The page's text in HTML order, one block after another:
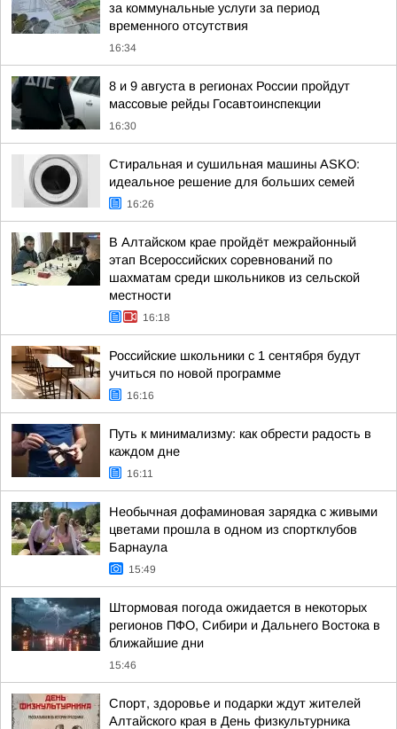
за коммунальные услуги за период
временного отсутствия
16:34
8 и 9 августа в регионах России пройдут
массовые рейды Госавтоинспекции
16:30
Стиральная и сушильная машины ASKO:
идеальное решение для больших семей
16:26
В Алтайском крае пройдёт межрайонный
этап Всероссийских соревнований по
шахматам среди школьников из сельской
местности
16:18
Российские школьники с 1 сентября будут
учиться по новой программе
16:16
Путь к минимализму: как обрести радость в
каждом дне
16:11
Необычная дофаминовая зарядка с живыми
цветами прошла в одном из спортклубов
Барнаула
15:49
Штормовая погода ожидается в некоторых
регионов ПФО, Сибири и Дальнего Востока в
ближайшие дни
15:46
Спорт, здоровье и подарки ждут жителей
Алтайского края в День физкультурника